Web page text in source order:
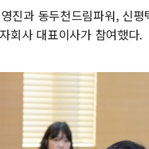
진과 동두천드림파워, 신
회사 대표이사가 참여했다.